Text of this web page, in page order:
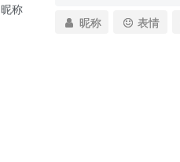
昵称
昵称 表情